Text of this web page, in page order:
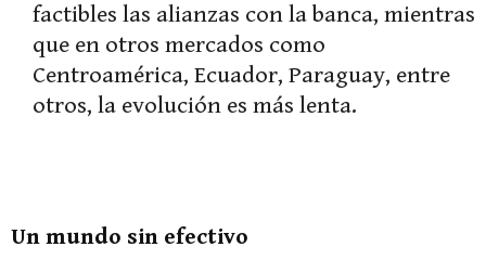
factibles las alianzas con la banca, mientras
que en otros mercados como
Centroamérica, Ecuador, Paraguay, entre
otros, la evolución es más lenta.
Un mundo sin efectivo